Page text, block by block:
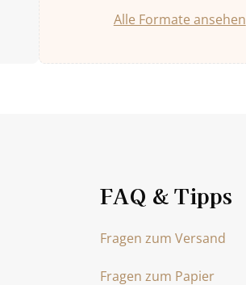
Alle Formate ansehen
FAQ & Tipps
Fragen zum Versand
Fragen zum Papier